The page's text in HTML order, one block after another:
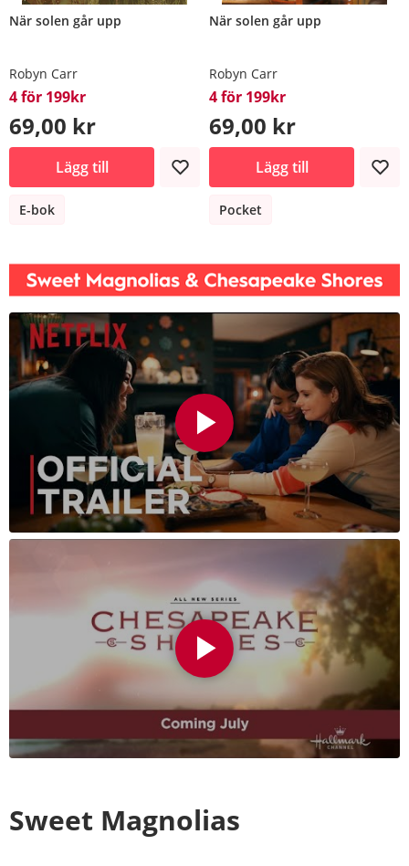
När solen går upp
Robyn Carr
4 för 199kr
69,00 kr
Lägg till
E-bok
När solen går upp
Robyn Carr
4 för 199kr
69,00 kr
Lägg till
Pocket
Sweet Magnolias